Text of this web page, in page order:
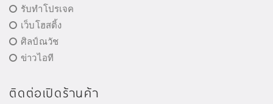
รับทำโปรเจค
เว็บโฮสติ้ง
ศิลป์ณวัช
ข่าวไอที
ติดต่อเปิดร้านค้า